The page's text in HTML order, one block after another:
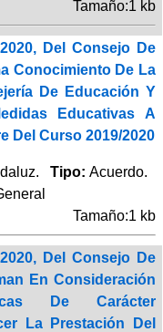
Tamaño:1 kb
Del Consejo De
Conocimiento De La
De Educación Y
Educativas A
Del Curso 2019/2020
Tipo: Acuerdo.
Tamaño:1 kb
Del Consejo De
En Consideración
De Carácter
La Prestación Del